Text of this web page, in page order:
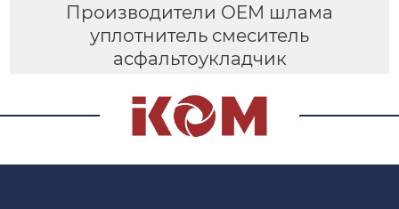
Производители OEM шлама
уплотнитель смеситель
асфальтоукладчик